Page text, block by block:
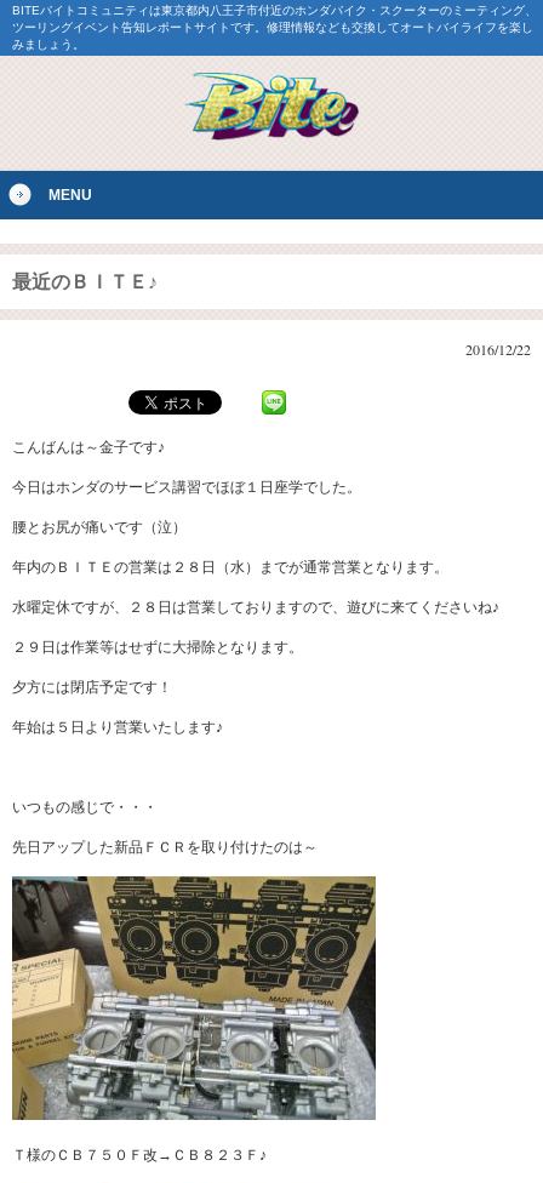
BITEバイトコミュニティは東京都内八王子市付近のホンダバイク・スクーターのミーティング、
ツーリングイベント告知レポートサイトです。修理情報なども交換してオートバイライフを楽し
みましょう。
MENU
最近のＢＩＴＥ♪
2016/12/22
こんばんは～金子です♪
今日はホンダのサービス講習でほぼ１日座学でした。
腰とお尻が痛いです（泣）
年内のＢＩＴＥの営業は２８日（水）までが通常営業となります。
水曜定休ですが、２８日は営業しておりますので、遊びに来てくださいね♪
２９日は作業等はせずに大掃除となります。
夕方には閉店予定です！
年始は５日より営業いたします♪
いつもの感じで・・・
先日アップした新品ＦＣＲを取り付けたのは～
Ｔ様のＣＢ７５０Ｆ改→ＣＢ８２３Ｆ♪